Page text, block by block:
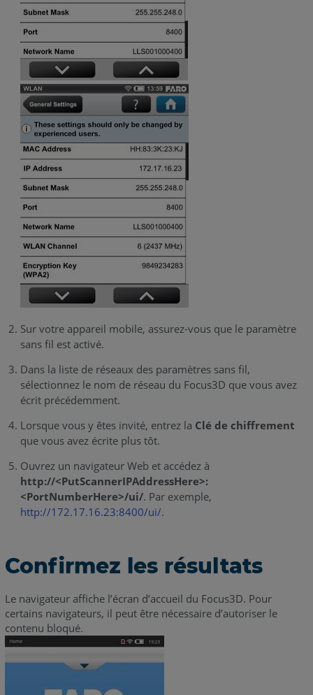
Sur votre appareil mobile, assurez-vous que le paramètre
sans fil est activé.
Dans la liste de réseaux des paramètres sans fil,
sélectionnez le nom de réseau du Focus3D que vous avez
écrit précédemment.
Lorsque vous y êtes invité, entrez la Clé de chiffrement
que vous avez écrite plus tôt.
Ouvrez un navigateur Web et accédez à
http://<PutScannerIPAddressHere>:
<PortNumberHere>/ui/. Par exemple,
http://172.17.16.23:8400/ui/.
Confirmez les résultats
Le navigateur affiche l’écran d’accueil du Focus3D. Pour
certains navigateurs, il peut être nécessaire d’autoriser le
contenu bloqué.